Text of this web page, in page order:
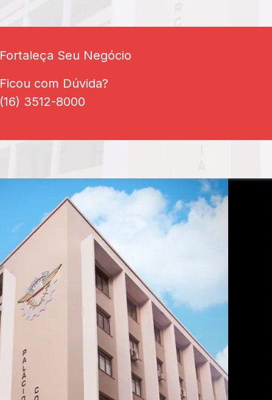
Fortaleça Seu Negócio
Ficou com Dúvida?
(16) 3512-8000